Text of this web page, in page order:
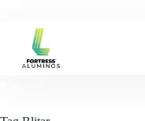
content